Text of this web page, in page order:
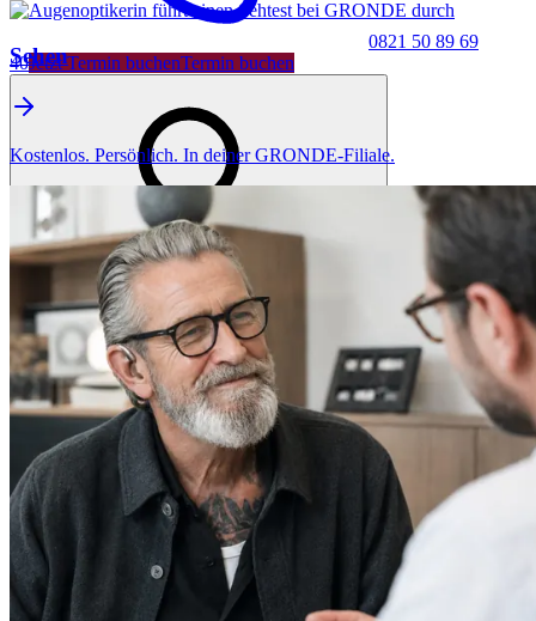
0821 50 89 69
40Jetzt Termin buchenTermin buchen
Sehen
Kostenlos. Persönlich. In deiner GRONDE-Filiale.